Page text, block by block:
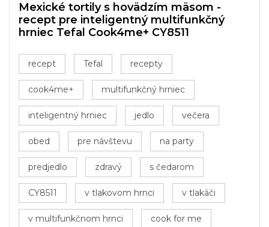
Mexické tortily s hovädzím mäsom -
recept pre inteligentný multifunkčný
hrniec Tefal Cook4me+ CY8511
recept Tefal recepty
cook4me+ multifunkčný hrniec
inteligentný hrniec jedlo večera
obed pre návštevu na party
predjedlo zdravý s čedarom
CY8511 v tlakovom hrnci v tlakáči
v multifunkčnom hrnci cook for me